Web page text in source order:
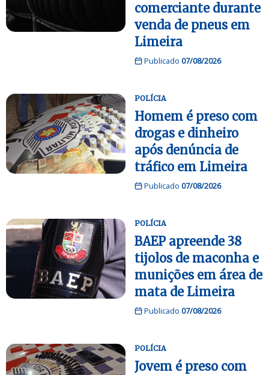
comerciante durante
venda de pneus em
Limeira
Publicado 07/08/2026
POLÍCIA
Homem é preso com
drogas e dinheiro
após denúncia de
tráfico em Limeira
Publicado 07/08/2026
POLÍCIA
BAEP apreende 38
tijolos de maconha e
munições em área de
mata de Limeira
Publicado 07/08/2026
POLÍCIA
Jovem é preso com